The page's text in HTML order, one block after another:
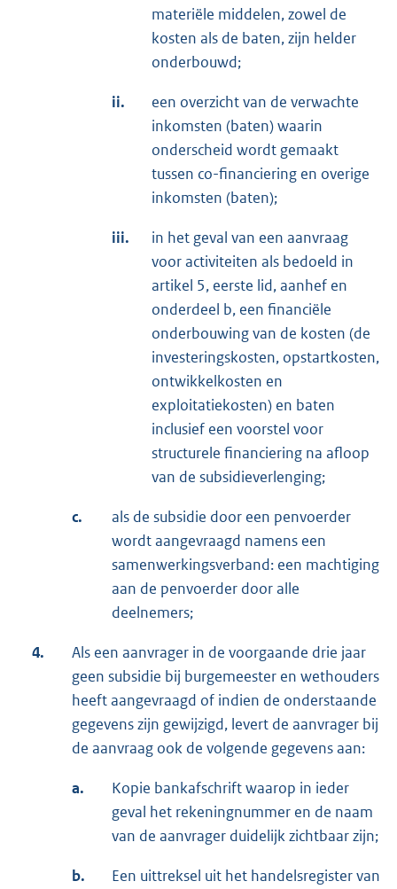
materiële middelen, zowel de
kosten als de baten, zijn helder
onderbouwd;
ii.
een overzicht van de verwachte
inkomsten (baten) waarin
onderscheid wordt gemaakt
tussen co-financiering en overige
inkomsten (baten);
iii.
in het geval van een aanvraag
voor activiteiten als bedoeld in
artikel 5, eerste lid, aanhef en
onderdeel b, een financiële
onderbouwing van de kosten (de
investeringskosten, opstartkosten,
ontwikkelkosten en
exploitatiekosten) en baten
inclusief een voorstel voor
structurele financiering na afloop
van de subsidieverlenging;
c.
als de subsidie door een penvoerder
wordt aangevraagd namens een
samenwerkingsverband: een machtiging
aan de penvoerder door alle
deelnemers;
4.
Als een aanvrager in de voorgaande drie jaar
geen subsidie bij burgemeester en wethouders
heeft aangevraagd of indien de onderstaande
gegevens zijn gewijzigd, levert de aanvrager bij
de aanvraag ook de volgende gegevens aan:
a.
Kopie bankafschrift waarop in ieder
geval het rekeningnummer en de naam
van de aanvrager duidelijk zichtbaar zijn;
b.
Een uittreksel uit het handelsregister van